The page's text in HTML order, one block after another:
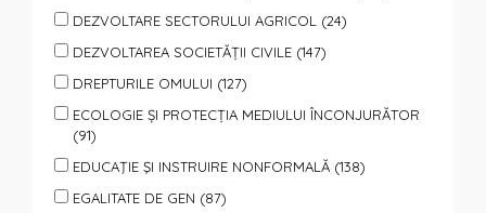
DEZVOLTARE SECTORULUI AGRICOL (24)
DEZVOLTAREA SOCIETĂȚII CIVILE (147)
DREPTURILE OMULUI (127)
ECOLOGIE ȘI PROTECȚIA MEDIULUI ÎNCONJURĂTOR
(91)
EDUCAŢIE ŞI INSTRUIRE NONFORMALĂ (138)
EGALITATE DE GEN (87)